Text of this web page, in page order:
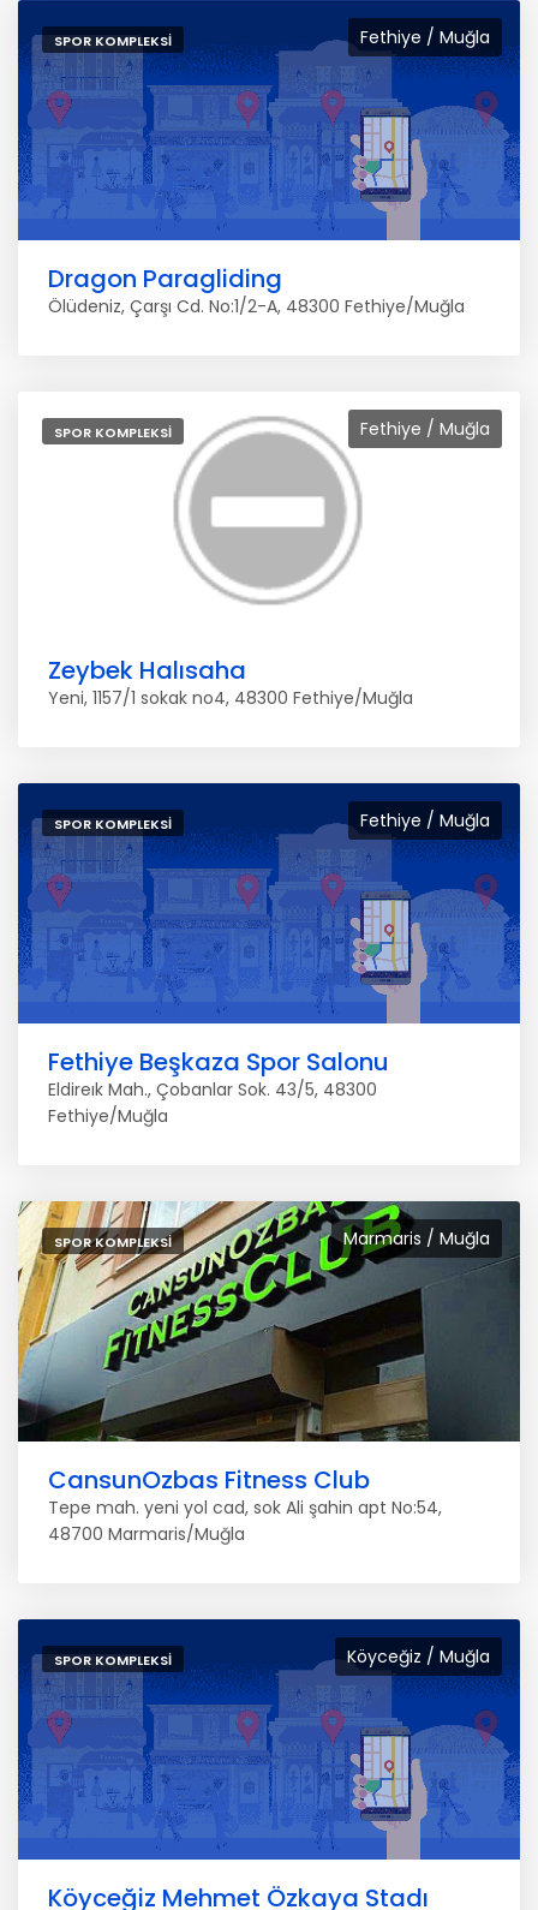
Fethiye / Muğla
SPOR KOMPLEKSI
Dragon Paragliding
Ölüdeniz, Çarşı Cd. No:1/2-A, 48300 Fethiye/Muğla
Fethiye / Muğla
SPOR KOMPLEKSI
Zeybek Halısaha
Yeni, 1157/1 sokak no4, 48300 Fethiye/Muğla
Fethiye / Muğla
SPOR KOMPLEKSI
Fethiye Beşkaza Spor Salonu
Eldireık Mah., Çobanlar Sok. 43/5, 48300
Fethiye/Muğla
Marmaris / Muğla
SPOR KOMPLEKSI
CansunOzbas Fitness Club
Tepe mah. yeni yol cad, sok Ali şahin apt No:54,
48700 Marmaris/Muğla
Köyceğiz / Muğla
SPOR KOMPLEKSI
Köyceğiz Mehmet Özkaya Stadı